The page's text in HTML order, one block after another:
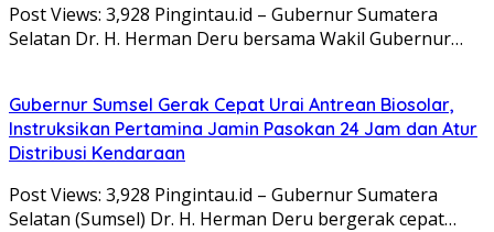
Post Views: 3,928 Pingintau.id – Gubernur Sumatera
Selatan Dr. H. Herman Deru bersama Wakil Gubernur…
Gubernur Sumsel Gerak Cepat Urai Antrean Biosolar,
Instruksikan Pertamina Jamin Pasokan 24 Jam dan Atur
Distribusi Kendaraan
Post Views: 3,928 Pingintau.id – Gubernur Sumatera
Selatan (Sumsel) Dr. H. Herman Deru bergerak cepat…